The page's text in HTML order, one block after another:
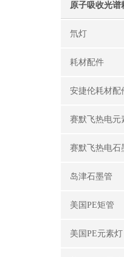
原子吸收光谱
氘灯
耗材配件
安捷伦耗材配
赛默飞热电元
赛默飞热电石
岛津石墨管
美国PE矩管
美国PE元素灯